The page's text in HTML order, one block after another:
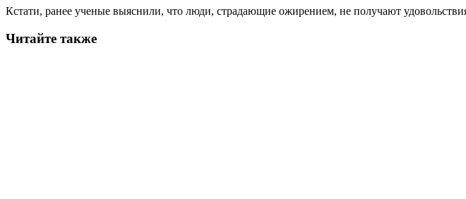
Кстати, ранее ученые выяснили, что люди, страдающие ожирением, не получают
Читайте также